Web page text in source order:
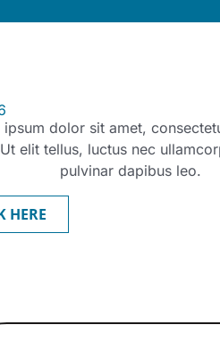
ipsum dolor sit amet,
elit tellus, luctus nec
pulvinar dapibus leo.
HERE